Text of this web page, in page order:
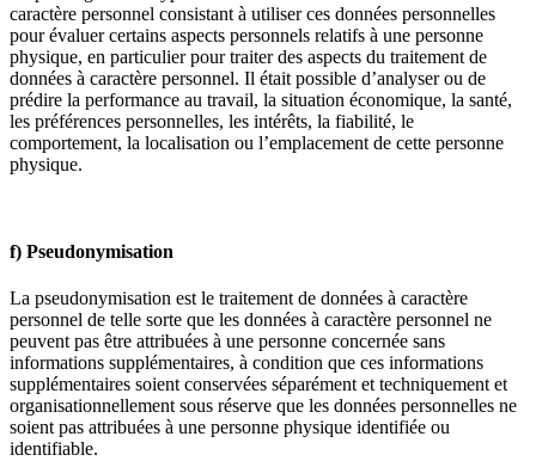
caractère personnel consistant à utiliser ces données personnelles
pour évaluer certains aspects personnels relatifs à une personne
physique, en particulier pour traiter des aspects du traitement de
données à caractère personnel. Il était possible d’analyser ou de
prédire la performance au travail, la situation économique, la santé,
les préférences personnelles, les intérêts, la fiabilité, le
comportement, la localisation ou l’emplacement de cette personne
physique.
f) Pseudonymisation
La pseudonymisation est le traitement de données à caractère
personnel de telle sorte que les données à caractère personnel ne
peuvent pas être attribuées à une personne concernée sans
informations supplémentaires, à condition que ces informations
supplémentaires soient conservées séparément et techniquement et
organisationnellement sous réserve que les données personnelles ne
soient pas attribuées à une personne physique identifiée ou
identifiable.